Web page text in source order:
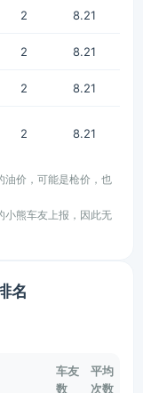
2 8.21
2 8.21
2 8.21
2 8.21
油价，可能是枪价，也
小熊车友上报，因此无
名
车友
数
平均
次数